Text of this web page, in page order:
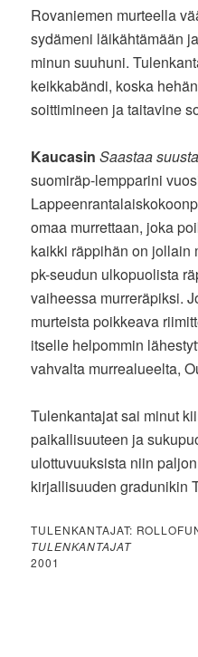
Rovaniemen murteella
sydämeni läikähtämään
minun suuhuni.
keikkabändi, koska
soittimineen ja taitavine
Kaucasin Saastaa suusta
suomiräp-lempparini
omaa murrettaan, joka
kaikki räppihän on jollain
pk-seudun ulkopuolista
vaiheessa murreräpiksi.
murteista poikkeava
itselle helpommin
vahvalta murrealueelta,
Tulenkantajat sai minut
paikallisuuteen ja
ulottuvuuksista niin
kirjallisuuden gradunikin
TULENKANTAJAT:
TULENKANTAJAT
2001